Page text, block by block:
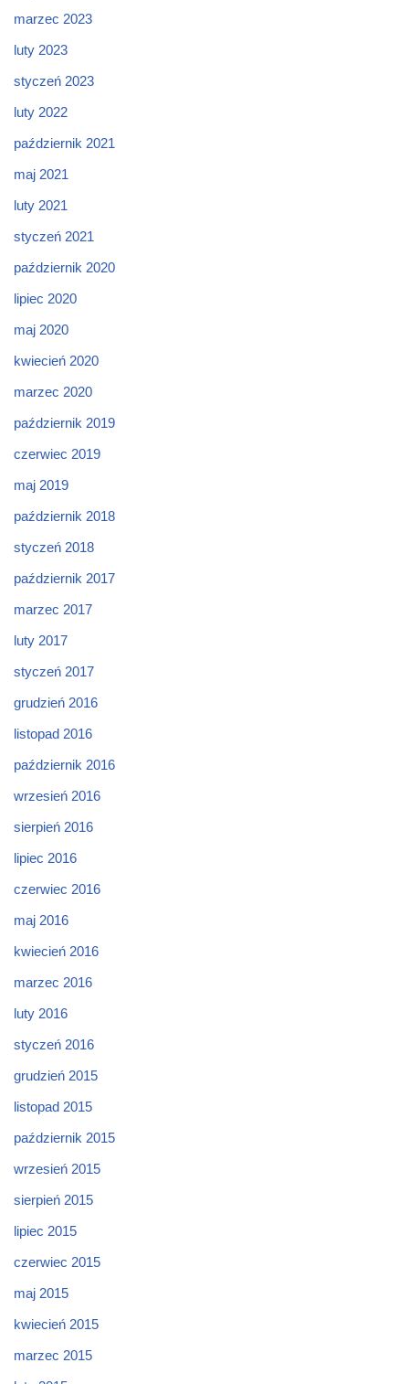
marzec 2023
luty 2023
styczeń 2023
luty 2022
październik 2021
maj 2021
luty 2021
styczeń 2021
październik 2020
lipiec 2020
maj 2020
kwiecień 2020
marzec 2020
październik 2019
czerwiec 2019
maj 2019
październik 2018
styczeń 2018
październik 2017
marzec 2017
luty 2017
styczeń 2017
grudzień 2016
listopad 2016
październik 2016
wrzesień 2016
sierpień 2016
lipiec 2016
czerwiec 2016
maj 2016
kwiecień 2016
marzec 2016
luty 2016
styczeń 2016
grudzień 2015
listopad 2015
październik 2015
wrzesień 2015
sierpień 2015
lipiec 2015
czerwiec 2015
maj 2015
kwiecień 2015
marzec 2015